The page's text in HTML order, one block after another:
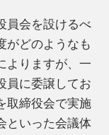
員会を設けるべ
がどのようなも
よりますが、一
員に委譲してお
取締役会で実施
といった会議体